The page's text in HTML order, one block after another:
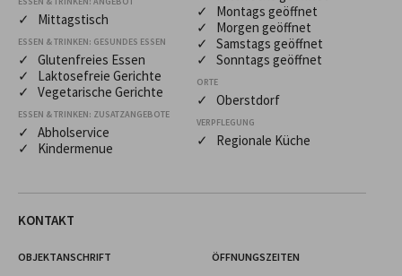
✓ Mittagstisch
ESSEN & TRINKEN: GESUNDES ESSEN
✓ Glutenfreies Essen
✓ Laktosefreie Gerichte
✓ Vegetarische Gerichte
ESSEN & TRINKEN: ZUSATZANGEBOTE
✓ Abholservice
✓ Kindermenue
✓ Montags geöffnet
✓ Morgen geöffnet
✓ Samstags geöffnet
✓ Sonntags geöffnet
ORTE
✓ Oberstdorf
VERPFLEGUNG
✓ Regionale Küche
KONTAKT
OBJEKTANSCHRIFT ÖFFNUNGSZEITEN